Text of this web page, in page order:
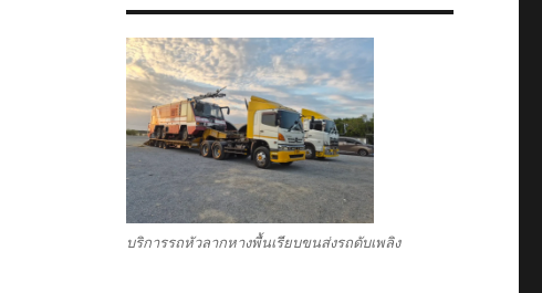
บริการรถหัวลากหางพื้นเรียบขนส่งรถดับเพลิง